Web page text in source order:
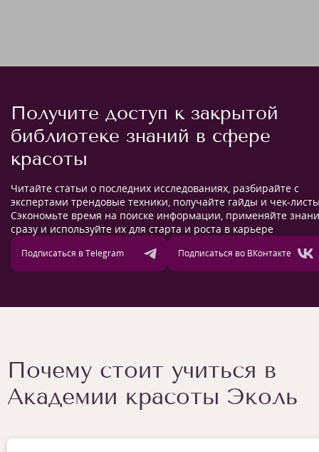
Получите доступ к закрытой
библиотеке знаний в сфере
красоты
Читайте статьи о последних исследованиях, разбирайте с
экспертами трендовые техники, получайте гайды и чек-
Сэкономьте время на поиске информации, применяйте
сразу и используйте их для старта и роста в карьере
Подписаться в Telegram Подписаться во ВКонтакте
Почему стоит учиться в
Академии красоты Эколь